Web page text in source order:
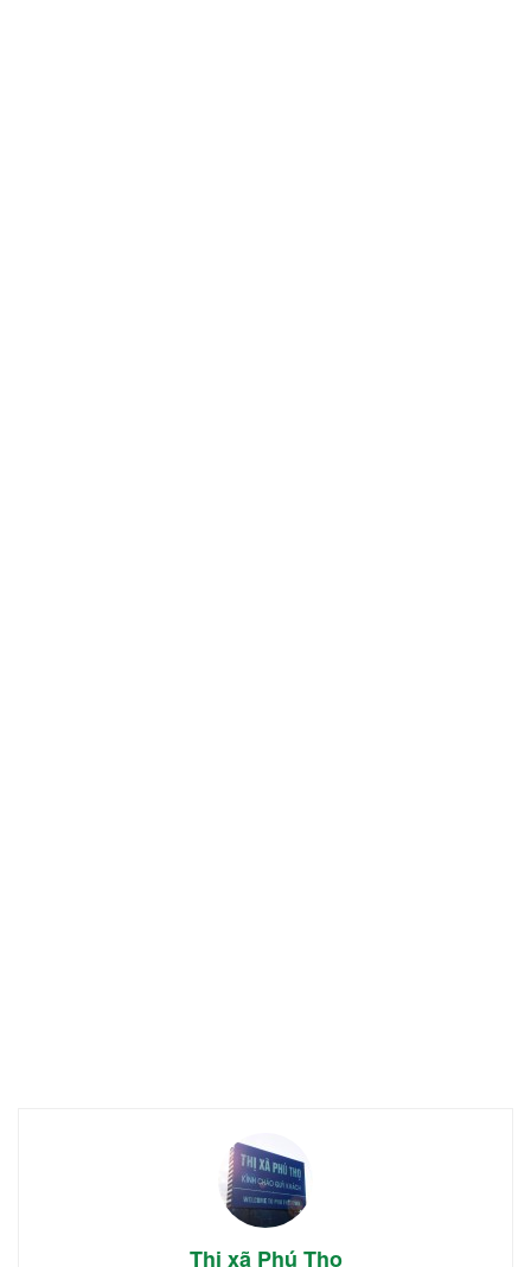
Thị xã Phú Thọ